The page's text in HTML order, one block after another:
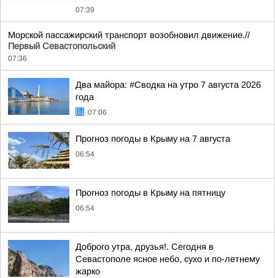
07:39
Морской пассажирский транспорт возобновил движение.//
Первый Севастопольский
07:36
Два майора: #Сводка на утро 7 августа 2026
года
07:06
Прогноз погоды в Крыму на 7 августа
06:54
Прогноз погоды в Крыму на пятницу
06:54
Доброго утра, друзья!. Сегодня в
Севастополе ясное небо, сухо и по-летнему
жарко